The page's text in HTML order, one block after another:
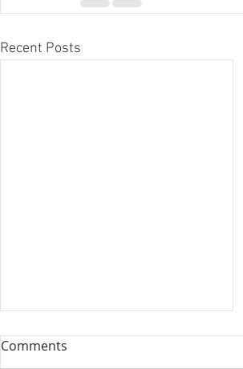
Recent Posts
Comments